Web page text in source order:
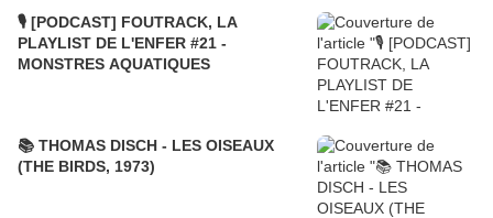
🎙️ [PODCAST] FOUTRACK, LA
PLAYLIST DE L'ENFER #21 -
MONSTRES AQUATIQUES
📚 THOMAS DISCH - LES OISEAUX
(THE BIRDS, 1973)